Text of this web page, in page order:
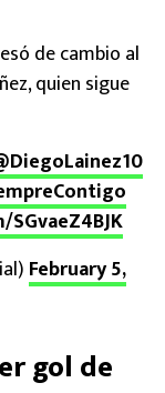
de cambio al
quien sigue
February 5,
gol de